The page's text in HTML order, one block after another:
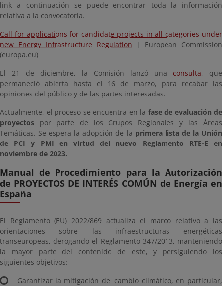
link a continuación se puede encontrar toda la información
relativa a la convocatoria.
Call for applications for candidate projects in all categories under
new Energy Infrastructure Regulation | European Commission
(europa.eu)
El 21 de diciembre, la Comisión lanzó una consulta, que
permaneció abierta hasta el 16 de marzo, para recabar las
opiniones del público y de las partes interesadas.
Actualmente, el proceso se encuentra en la fase de evaluación de
proyectos por parte de los Grupos Regionales y las Áreas
Temáticas. Se espera la adopción de la primera lista de la Unión
de PCI y PMI en virtud del nuevo Reglamento RTE-E en
noviembre de 2023.
Manual de Procedimiento para la Autorización
de PROYECTOS DE INTERÉS COMÚN de Energía en
España
El Reglamento (EU) 2022/869 actualiza el marco relativo a las
orientaciones sobre las infraestructuras energéticas
transeuropeas, derogando el Reglamento 347/2013, manteniendo
la mayor parte del contenido de este, y persiguiendo los
siguientes objetivos:
Garantizar la mitigación del cambio climático, en particular,